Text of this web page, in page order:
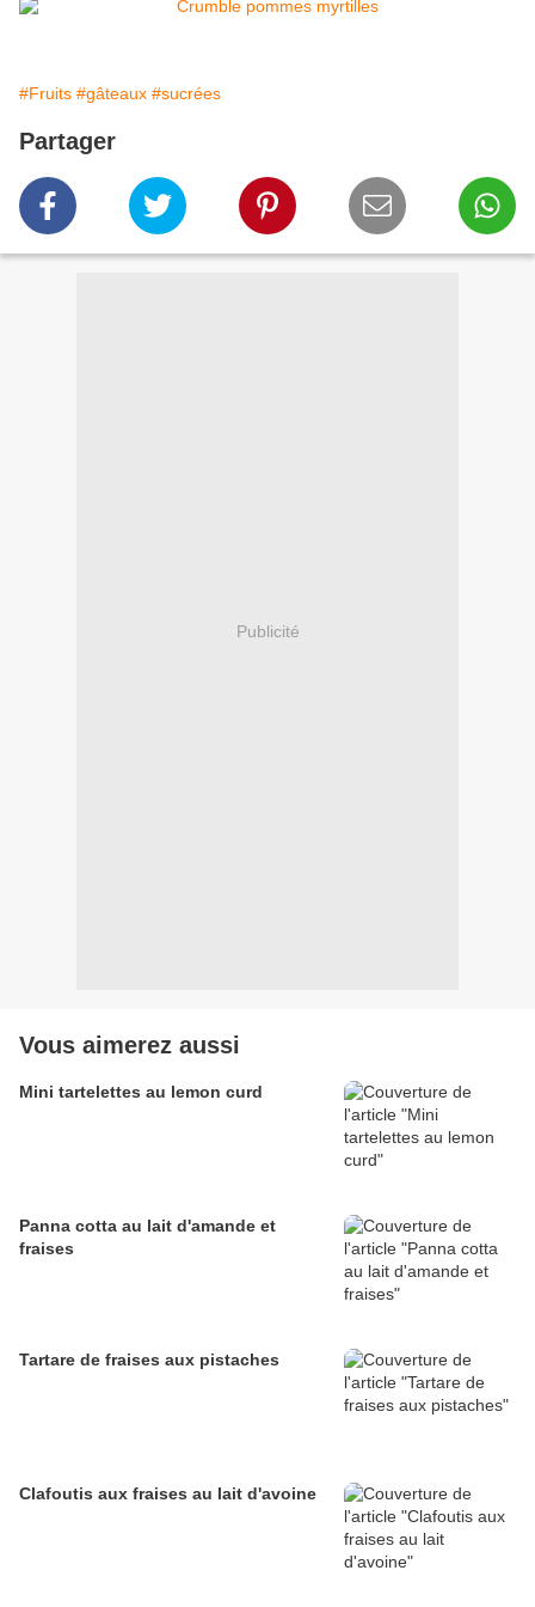
#Fruits #gâteaux #sucrées
Partager
Publicité
Vous aimerez aussi
Mini tartelettes au lemon curd
Panna cotta au lait d'amande et
fraises
Tartare de fraises aux pistaches
Clafoutis aux fraises au lait d'avoine